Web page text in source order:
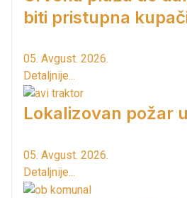
biti pristupna
05. Avgust. 2026.
Detaljnije...
Lokalizovan požar
05. Avgust. 2026.
Detaljnije...